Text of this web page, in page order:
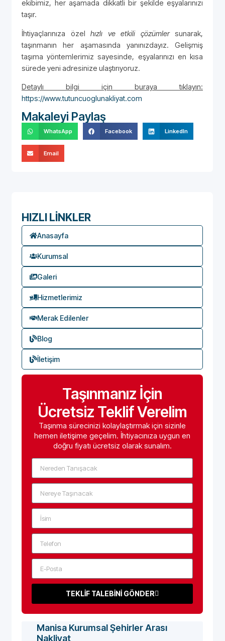
ekibimiz, her aşamada dikkatli bir şekilde eşyalarınızı
taşır.
İhtiyaçlarınıza özel hızlı ve etkili çözümlersunarak,
taşınmanın her aşamasında yanınızdayız. Gelişmiş
taşıma yöntemlerimiz sayesinde, eşyalarınızı en kısa
sürede yeni adresinize ulaştırıyoruz.
Detaylı bilgi için buraya tıklayın:
https://www.tutuncuoglunakliyat.com
Makaleyi Paylaş
WhatsApp Facebook LinkedIn
Email
HIZLI LİNKLER
Anasayfa
Kurumsal
Galeri
Hizmetlerimiz
Merak Edilenler
Blog
İletişim
Taşınmanız İçin
Ücretsiz Teklif Verelim
Taşınma sürecinizi kolaylaştırmak için sizinle
hemen iletişime geçelim. İhtiyacınıza uygun en
doğru fiyatı ücretsiz olarak sunalım.
TEKLİF TALEBİNİ GÖNDER
Manisa Kurumsal Şehirler Arası
Nakliyat